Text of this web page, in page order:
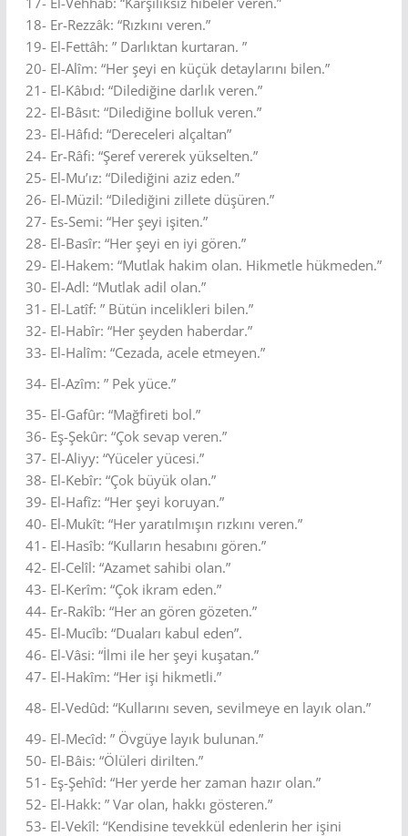
18- Er-Rezzâk: “Rızkını veren.”
19- El-Fettâh: ” Darlıktan kurtaran. ”
20- El-Alîm: “Her şeyi en küçük detaylarını bilen.”
21- El-Kâbıd: “Dilediğine darlık veren.”
22- El-Bâsıt: “Dilediğine bolluk veren.”
23- El-Hâfıd: “Dereceleri alçaltan”
24- Er-Râfi: “Şeref vererek yükselten.”
25- El-Mu’ız: “Dilediğini aziz eden.”
26- El-Müzil: “Dilediğini zillete düşüren.”
27- Es-Semi: “Her şeyi işiten.”
28- El-Basîr: “Her şeyi en iyi gören.”
29- El-Hakem: “Mutlak hakim olan. Hikmetle hükmeden.”
30- El-Adl: “Mutlak adil olan.”
31- El-Latîf: ” Bütün incelikleri bilen.”
32- El-Habîr: “Her şeyden haberdar.”
33- El-Halîm: “Cezada, acele etmeyen.”
34- El-Azîm: ” Pek yüce.”
35- El-Gafûr: “Mağfireti bol.”
36- Eş-Şekûr: “Çok sevap veren.”
37- El-Aliyy: “Yüceler yücesi.”
38- El-Kebîr: “Çok büyük olan.”
39- El-Hafîz: “Her şeyi koruyan.”
40- El-Mukît: “Her yaratılmışın rızkını veren.”
41- El-Hasîb: “Kulların hesabını gören.”
42- El-Celîl: “Azamet sahibi olan.”
43- El-Kerîm: “Çok ikram eden.”
44- Er-Rakîb: “Her an gören gözeten.”
45- El-Mucîb: “Duaları kabul eden”.
46- El-Vâsi: “İlmi ile her şeyi kuşatan.”
47- El-Hakîm: “Her işi hikmetli.”
48- El-Vedûd: “Kullarını seven, sevilmeye en layık olan.”
49- El-Mecîd: ” Övgüye layık bulunan.”
50- El-Bâis: “Ölüleri dirilten.”
51- Eş-Şehîd: “Her yerde her zaman hazır olan.”
52- El-Hakk: ” Var olan, hakkı gösteren.”
53- El-Vekîl: “Kendisine tevekkül edenlerin her işini